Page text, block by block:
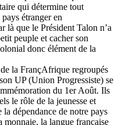
qui détermine tout
étranger en
là que le Président Talon n’a
peuple et cacher son
donc élément de la
la FrançAfrique regroupés
UP (Union Progressiste) se
du 1er Août. Ils
le rôle de la jeunesse et
dépendance de notre pays
monnaie, la langue française